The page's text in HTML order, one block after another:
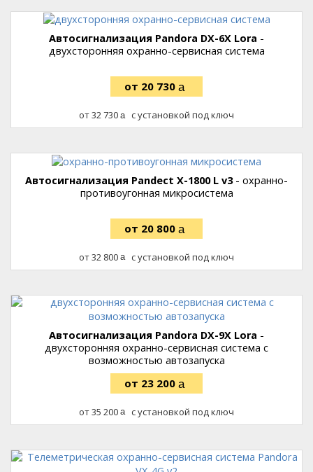
Автосигнализация Pandora DX-6X Lora -
двухсторонняя охранно-сервисная система
20 730
32 730 руб.
с установкой под ключ
Автосигнализация Pandect X-1800 L v3- охранно-
противоугонная микросистема
20 800
32 800 руб.
с установкой под ключ
Автосигнализация Pandora DX-9X Lora -
двухсторонняя охранно-сервисная система с
возможностью автозапуска
23 200
35 200 руб.
с установкой под ключ